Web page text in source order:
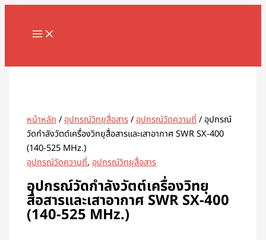
Skip
content
MAIN
หน้าหลัก/อุปกรณ์วิทยุสื่อสาร/อุปกรณ์วัดความถี่/ อุปกรณ์
วัดกำลังวัตต์เครื่องวิทยุสื่อสารและเสาอากาศ SWR SX-400
(140-525 MHz.)
อุปกรณ์วัดความถี่,อุปกรณ์วิทยุสื่อสาร
อุปกรณ์วัดกำลังวัตต์เครื่องวิทยุ
สื่อสารและเสาอากาศ SWR SX-400
(140-525 MHz.)
จำนวน
วัด
วัตต์
และ
เสา
อากาศ
SWR
400
(140-
525